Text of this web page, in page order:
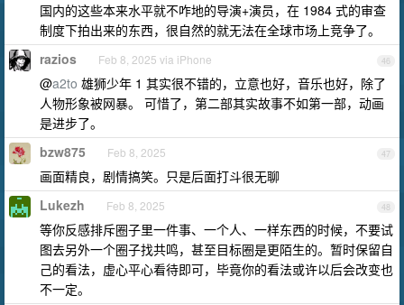
国内的这些本来水平就不咋地的导演+演员，在 1984 式的审查
制度下拍出来的东西，很自然的就无法在全球市场上竞争了。
46
razios Feb 8, 2025 via iPhone
@a2to 雄狮少年 1 其实很不错的，立意也好，音乐也好，除了
人物形象被网暴。 可惜了，第二部其实故事不如第一部，动画
是进步了。
47
bzw875 Feb 8, 2025
画面精良，剧情搞笑。只是后面打斗很无聊
48
Lukezh Feb 8, 2025
等你反感排斥圈子里一件事、一个人、一样东西的时候，不要试
图去另外一个圈子找共鸣，甚至目标圈是更陌生的。暂时保留自
己的看法，虚心平心看待即可，毕竟你的看法或许以后会改变也
不一定。